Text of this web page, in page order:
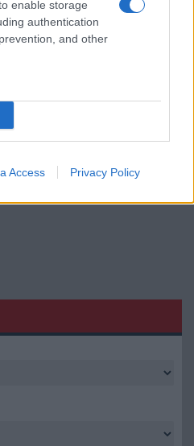
enable storage
authentication
and other
Access Privacy Policy
színű iPhone 18 Pro Max!
számára: a One UI 9 lehet az